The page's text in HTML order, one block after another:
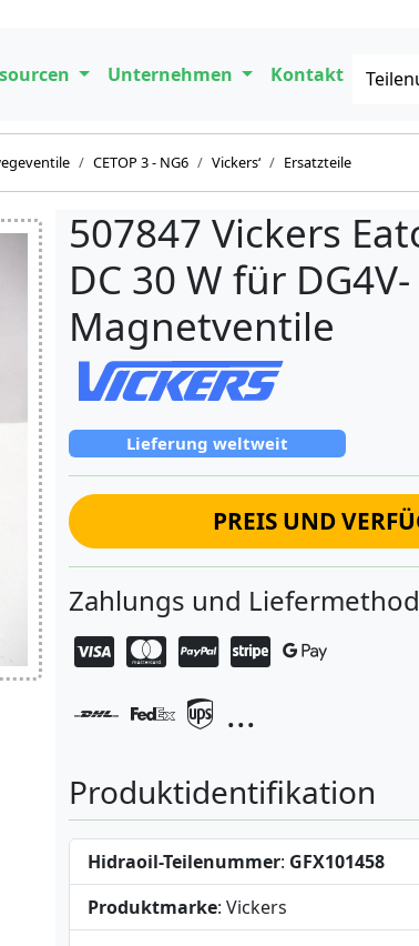
Unternehmen Kontakt
CETOP 3 - NG6 Vickers‘ Ersatzteile
507847 Vickers
DC 30 W für DG4V-
Magnetventile
Lieferung weltweit
PREIS UND
Zahlungs und
...
Produktidentifikation
Hidraoil-Teilenummer: GFX101458
Produktmarke: Vickers